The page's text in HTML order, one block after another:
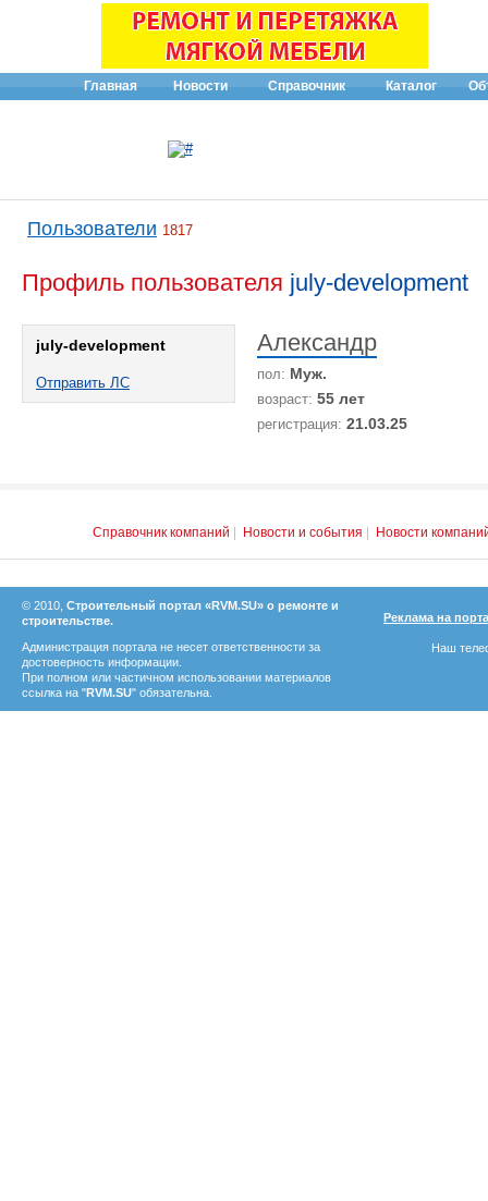
Главная Новости Справочник Каталог
Пользователи 1817
Профиль пользователя july-development
july-development
Отправить ЛС
Александр
пол: Муж.
возраст: 55 лет
регистрация: 21.03.25
Справочник компаний Новости и события Новости
© 2010, Строительный портал «RVM.SU» о ремонте и
строительстве.
Администрация портала не несет ответственности за
достоверность информации.
При полном или частичном использовании материалов
ссылка на "RVM.SU" обязательна.
Реклама на
Наш